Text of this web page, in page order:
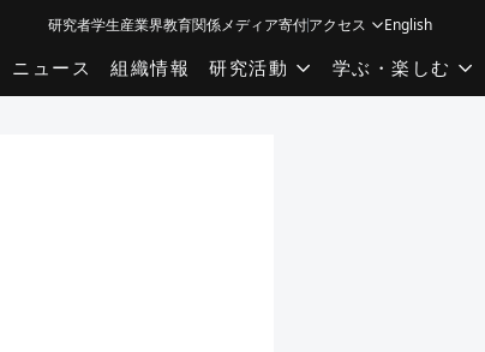
ニュース 組織情報 研究活動 学ぶ・楽しむ
研究者学生産業界教育関係メディア寄付アクセス English